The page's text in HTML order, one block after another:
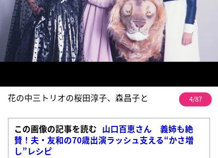
花の中三トリオの桜田淳子、森昌子と 4/87
この画像の記事を読む 山口百恵さん 義姉も絶
賛！夫・友和の70歳出演ラッシュ支える“かさ増
し”レシピ